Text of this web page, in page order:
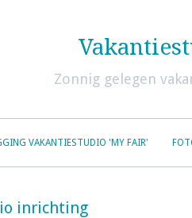
Zonnig gelegen
VAKANTIESTUDIO 'MY FAIR'
inrichting